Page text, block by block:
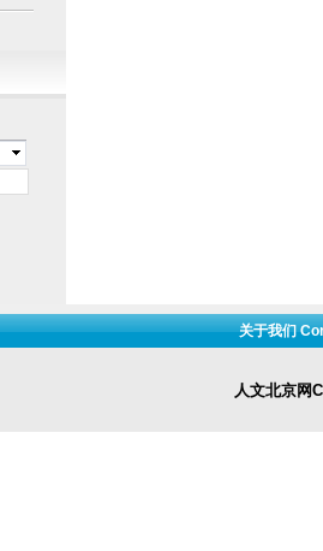
人文北京网
关于我们